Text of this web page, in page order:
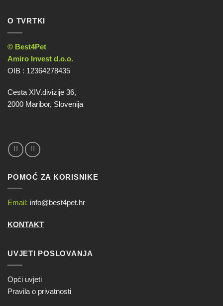
O TVRTKI
© Best4Pet
Amiro Invest d.o.o.
OIB : 12364278435
Cesta XIV.divizije 36,
2000 Maribor, Slovenija
POMOĆ ZA KORISNIKE
Email: info@best4pet.hr
KONTAKT
UVJETI POSLOVANJA
Opći uvjeti
Pravila o privatnosti